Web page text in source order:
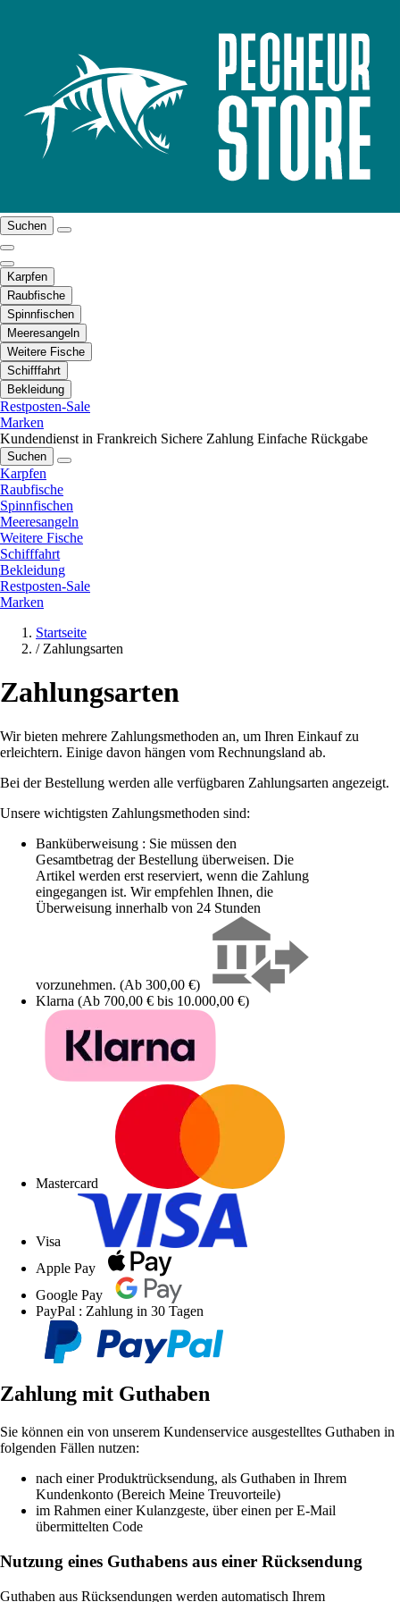
Suchen
Karpfen
Raubfische
Spinnfischen
Meeresangeln
Weitere Fische
Schifffahrt
Bekleidung
Restposten-Sale
Marken
Kundendienst in Frankreich Sichere Zahlung Einfache Rückgabe
Suchen
Karpfen
Raubfische
Spinnfischen
Meeresangeln
Weitere Fische
Schifffahrt
Bekleidung
Restposten-Sale
Marken
Startseite
/ Zahlungsarten
Zahlungsarten
Wir bieten mehrere Zahlungsmethoden an, um Ihren Einkauf zu
erleichtern. Einige davon hängen vom Rechnungsland ab.
Bei der Bestellung werden alle verfügbaren Zahlungsarten angezeigt.
Unsere wichtigsten Zahlungsmethoden sind:
Banküberweisung : Sie müssen den
Gesamtbetrag der Bestellung überweisen. Die
Artikel werden erst reserviert, wenn die Zahlung
eingegangen ist. Wir empfehlen Ihnen, die
Überweisung innerhalb von 24 Stunden
vorzunehmen. (Ab 300,00 €)
Klarna (Ab 700,00 € bis 10.000,00 €)
Mastercard
Visa
Apple Pay
Google Pay
PayPal : Zahlung in 30 Tagen
Zahlung mit Guthaben
Sie können ein von unserem Kundenservice ausgestelltes Guthaben in
folgenden Fällen nutzen:
nach einer Produktrücksendung, als Guthaben in Ihrem
Kundenkonto (Bereich Meine Treuvorteile)
im Rahmen einer Kulanzgeste, über einen per E-Mail
übermittelten Code
Nutzung eines Guthabens aus einer Rücksendung
Guthaben aus Rücksendungen werden automatisch Ihrem